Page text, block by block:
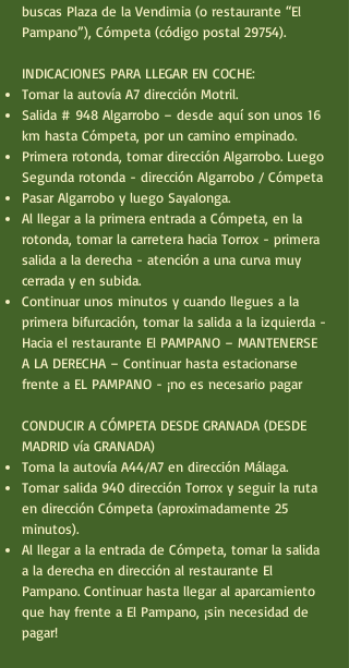
buscas Plaza de la Vendimia (o restaurante “El
Pampano”), Cómpeta (código postal 29754).
INDICACIONES PARA LLEGAR EN COCHE:
Tomar la autovía A7 dirección Motril.
Salida # 948 Algarrobo – desde aquí son unos 16
km hasta Cómpeta, por un camino empinado.
Primera rotonda, tomar dirección Algarrobo. Luego
Segunda rotonda - dirección Algarrobo / Cómpeta
Pasar Algarrobo y luego Sayalonga.
Al llegar a la primera entrada a Cómpeta, en la
rotonda, tomar la carretera hacia Torrox - primera
salida a la derecha - atención a una curva muy
cerrada y en subida.
Continuar unos minutos y cuando llegues a la
primera bifurcación, tomar la salida a la izquierda -
Hacia el restaurante El PAMPANO – MANTENERSE
A LA DERECHA – Continuar hasta estacionarse
frente a EL PAMPANO - ¡no es necesario pagar
CONDUCIR A CÓMPETA DESDE GRANADA (DESDE
MADRID vía GRANADA)
Toma la autovía A44/A7 en dirección Málaga.
Tomar salida 940 dirección Torrox y seguir la ruta
en dirección Cómpeta (aproximadamente 25
minutos).
Al llegar a la entrada de Cómpeta, tomar la salida
a la derecha en dirección al restaurante El
Pampano. Continuar hasta llegar al aparcamiento
que hay frente a El Pampano, ¡sin necesidad de
pagar!